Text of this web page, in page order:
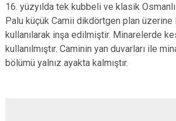
Baskil
Karakoçan
Palu
Sivrice
16. yüzyılda tek kubbeli ve klasik Osmanlı
Palu küçük Camii dikdörtgen plan
kullanılarak inşa edilmiştir. Minarelerde
kullanılmıştır. Caminin yan duvarları ile
bölümü yalnız ayakta kalmıştır.